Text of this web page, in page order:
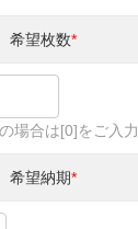
希望枚数*
合は[0]をご入力
希望納期*